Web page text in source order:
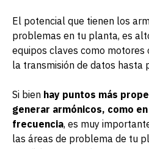
El potencial que tienen los
problemas en tu planta, es
equipos claves como motores
la transmisión de datos hasta
Si bien hay puntos más
generar armónicos, como
frecuencia, es muy
las áreas de problema de tu